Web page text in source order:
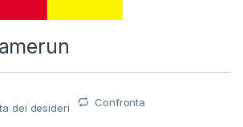
dei desideri Confronta